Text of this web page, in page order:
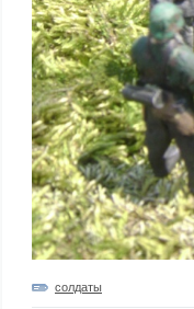
солдаты